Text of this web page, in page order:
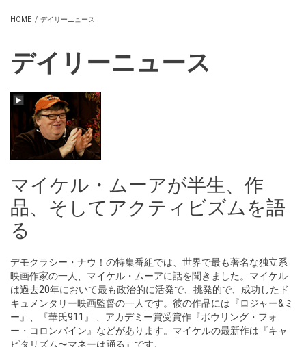
HOME / デイリーニュース
デイリーニュース
マイケル・ムーアが半生、作
品、そしてアクティビズムを語
る
デモクラシー・ナウ！の特集番組では、世界で最も著名な独立系
映画作家の一人、マイケル・ムーアに話を聞きました。マイケル
は過去20年において最も政治的に活発で、挑発的で、成功したド
キュメンタリー映画監督の一人です。彼の作品には『ロジャー&ミ
ー』、『華氏911』 、アカデミー賞受賞作『ボウリング・フォ
ー・コロンバイン』などがあります。マイケルの最新作は『キャ
ピタリズム〜マネーは踊る』です。